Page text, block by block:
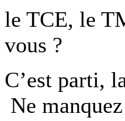
le TCE, le
vous ?
C’est parti,
Ne